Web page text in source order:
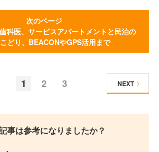
次のページ
科医、サービスアパートメントと民泊の
どり、BEACONやGPS活用まで
1 2 3 NEXT
事は参考になりましたか？